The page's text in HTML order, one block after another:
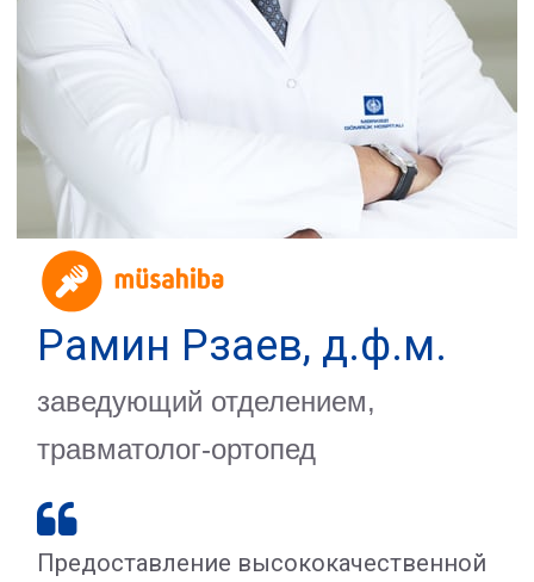
Рамин Рзаев, д.ф.м.
заведующий отделением,
травматолог-ортопед

Предоставление высококачественной